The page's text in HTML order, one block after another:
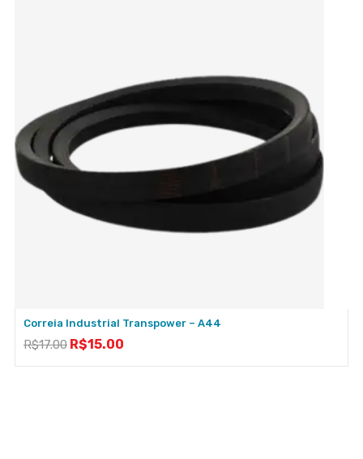
Correia Industrial Transpower – A44
R$17.00 R$15.00